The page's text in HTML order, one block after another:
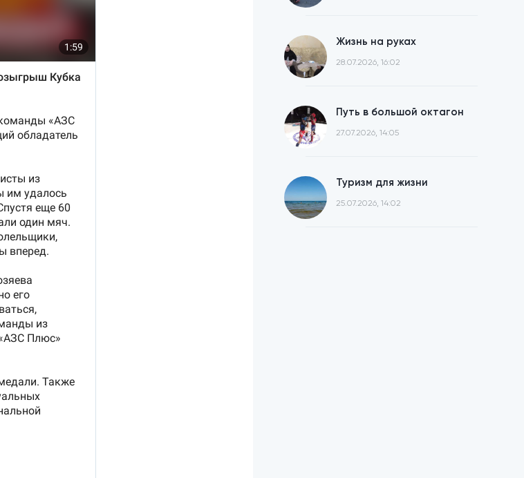
Жизнь на руках
28.07.2026, 16:02
Путь в большой октагон
27.07.2026, 14:05
Туризм для жизни
25.07.2026, 14:02